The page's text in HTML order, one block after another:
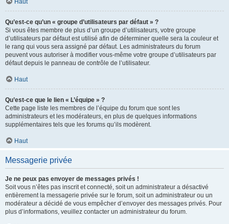
Haut
Qu’est-ce qu’un « groupe d’utilisateurs par défaut » ?
Si vous êtes membre de plus d’un groupe d’utilisateurs, votre groupe
d’utilisateurs par défaut est utilisé afin de déterminer quelle sera la couleur et
le rang qui vous sera assigné par défaut. Les administrateurs du forum
peuvent vous autoriser à modifier vous-même votre groupe d’utilisateurs par
défaut depuis le panneau de contrôle de l’utilisateur.
Haut
Qu’est-ce que le lien « L’équipe » ?
Cette page liste les membres de l’équipe du forum que sont les
administrateurs et les modérateurs, en plus de quelques informations
supplémentaires tels que les forums qu’ils modèrent.
Haut
Messagerie privée
Je ne peux pas envoyer de messages privés !
Soit vous n’êtes pas inscrit et connecté, soit un administrateur a désactivé
entièrement la messagerie privée sur le forum, soit un administrateur ou un
modérateur a décidé de vous empêcher d’envoyer des messages privés. Pour
plus d’informations, veuillez contacter un administrateur du forum.